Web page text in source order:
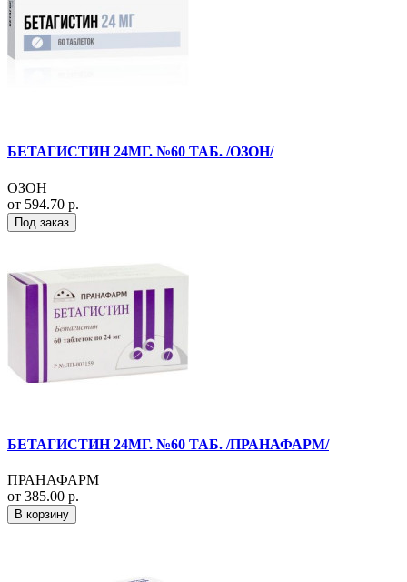
БЕТАГИСТИН 24МГ. №60 ТАБ. /ОЗОН/
ОЗОН
от 594.70 р.
Под заказ
БЕТАГИСТИН 24МГ. №60 ТАБ. /ПРАНАФАРМ/
ПРАНАФАРМ
от 385.00 р.
В корзину